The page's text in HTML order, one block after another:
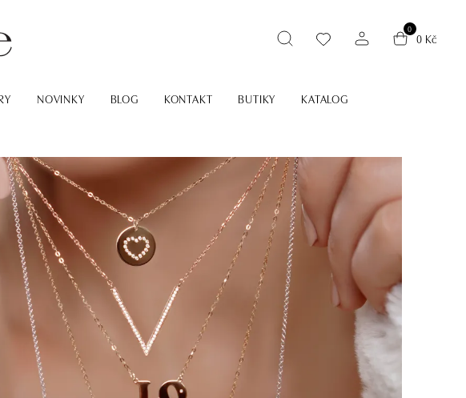
0
0 Kč
NOVINKY BLOG KONTAKT BUTIKY KATALOG